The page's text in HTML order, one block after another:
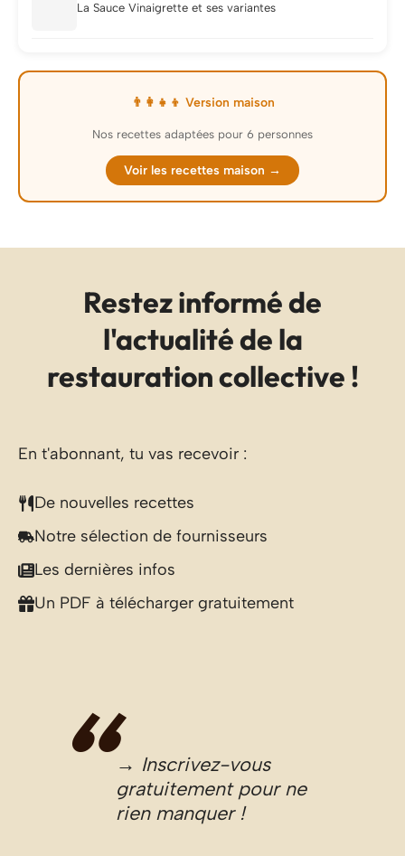
La Sauce Vinaigrette et ses variantes
👨‍👩‍👧‍👦 Version maison
Nos recettes adaptées pour 6 personnes
Voir les recettes maison →
Restez informé de
l'actualité de la
restauration collective !
En t'abonnant, tu vas recevoir :
De nouvelles recettes
Notre sélection de fournisseurs
Les dernières infos
Un PDF à télécharger gratuitement
→ Inscrivez-vous
gratuitement pour ne
rien manquer !